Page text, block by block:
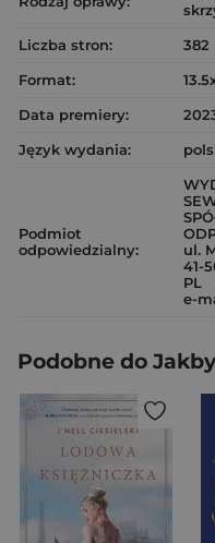
Liczba stron:
382
Format:
Data premiery:
Język wydania:
Podmiot
odpowiedzialny:
ul.
41-
PL
e-
Podobne do